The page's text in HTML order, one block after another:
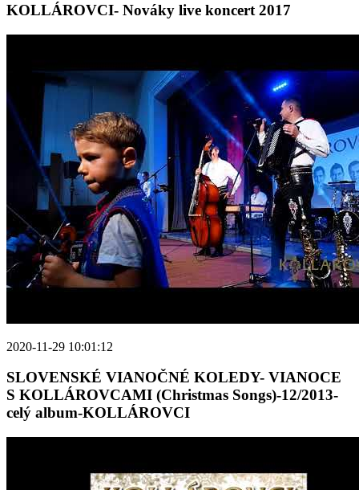
KOLLÁROVCI- Nováky live koncert 2017
2020-11-29 10:01:12
SLOVENSKÉ VIANOČNÉ KOLEDY- VIANOCE
S KOLLÁROVCAMI (Christmas Songs)-12/2013-
celý album-KOLLÁROVCI